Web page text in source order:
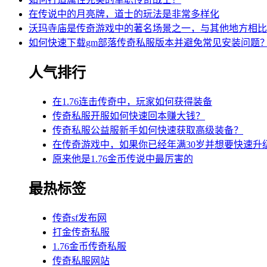
在传说中的月亮牌，道士的玩法是非常多样化
沃玛寺庙是传奇游戏中的著名场景之一，与其他地方相比
如何快速下载gm部落传奇私服版本并避免常见安装问题？
人气排行
在1.76连击传奇中，玩家如何获得装备
传奇私服开服如何快速回本赚大钱？
传奇私服公益服新手如何快速获取高级装备？
在传奇游戏中，如果你已经年满30岁并想要快速升
原来他是1.76金币传说中最厉害的
最热标签
传奇sf发布网
打金传奇私服
1.76金币传奇私服
传奇私服网站